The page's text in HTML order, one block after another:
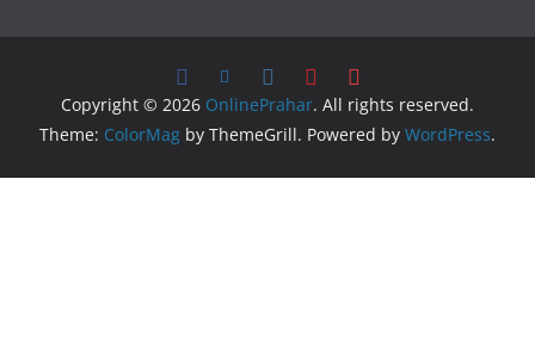
Copyright © 2026 OnlinePrahar. All rights reserved.
Theme: ColorMag by ThemeGrill. Powered by WordPress.